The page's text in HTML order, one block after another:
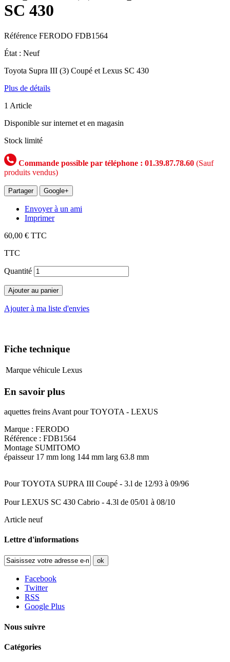
SC 430
Référence FERODO FDB1564
État : Neuf
Toyota Supra III (3) Coupé et Lexus SC 430
Plus de détails
1 Article
Disponible sur internet et en magasin
Stock limité
Commande possible par téléphone : 01.39.87.78.60 (Sauf
produits vendus)
Partager Google+
Envoyer à un ami
Imprimer
60,00 € TTC
TTC
Quantité
Ajouter au panier
Ajouter à ma liste d'envies
Fiche technique
Marque véhicule Lexus
En savoir plus
aquettes freins Avant pour TOYOTA - LEXUS
Marque : FERODO
Référence : FDB1564
Montage SUMITOMO
épaisseur 17 mm long 144 mm larg 63.8 mm
Pour TOYOTA SUPRA III Coupé - 3.l de 12/93 à 09/96
Pour LEXUS SC 430 Cabrio - 4.3l de 05/01 à 08/10
Article neuf
Lettre d'informations
ok
Facebook
Twitter
RSS
Google Plus
Nous suivre
Catégories